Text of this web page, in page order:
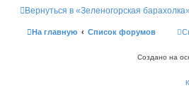
т
я
Вернуться в «Зеленогорская барахолка»
На главную Список форумов
Создано на